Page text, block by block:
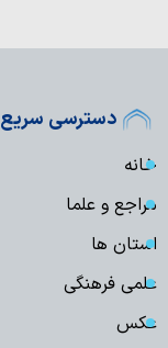
دسترسی سریع
خانه
مراجع و علما
استان ها
علمی فرهنگی
عکس